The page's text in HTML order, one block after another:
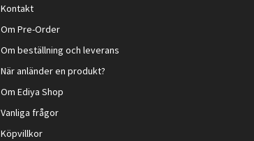
Kontakt
Om Pre-Order
Om beställning och leverans
När anländer en produkt?
Om Ediya Shop
Vanliga frågor
Köpvillkor